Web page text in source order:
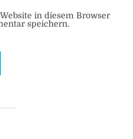
in diesem Browser
speichern.